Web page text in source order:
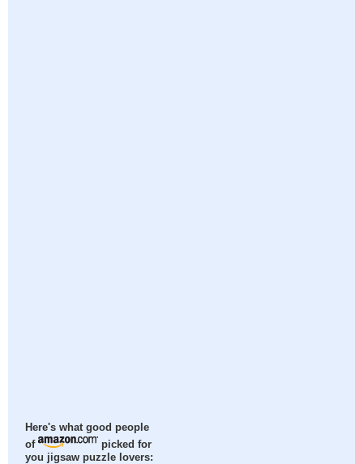
Here's what good people
of
picked for
you jigsaw puzzle lovers: